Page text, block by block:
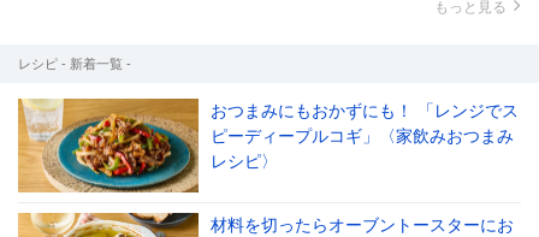
もっと見る
レシピ - 新着一覧 -
おつまみにもおかずにも！ 「レンジでス
ピーディープルコギ」〈家飲みおつまみ
レシピ〉
材料を切ったらオーブントースターにお